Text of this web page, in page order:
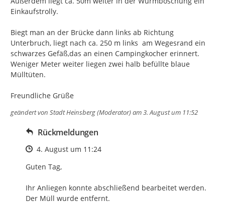
Einkaufstrolly.
Biegt man an der Brücke dann links ab Richtung
Unterbruch, liegt nach ca. 250 m links  am Wegesrand ein
schwarzes Gefäß,das an einen Campingkocher erinnert.
Weniger Meter weiter liegen zwei halb befüllte blaue
Mülltüten.
Freundliche Grüße
geändert von Stadt Heinsberg (Moderator)am 3. August um 11:52
Rückmeldungen
Zeitpunkt des Erstellens
4. August um 11:24
Guten Tag,
Ihr Anliegen konnte abschließend bearbeitet werden.
Der Müll wurde entfernt.